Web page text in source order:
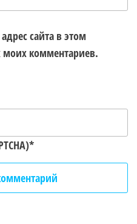
сайта в этом
комментариев.
*